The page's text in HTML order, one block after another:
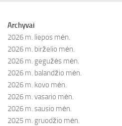
Archyvai
2026 m. liepos mėn.
2026 m. birželio mėn.
2026 m. gegužės mėn.
2026 m. balandžio mėn.
2026 m. kovo mėn.
2026 m. vasario mėn.
2026 m. sausio mėn.
2025 m. gruodžio mėn.